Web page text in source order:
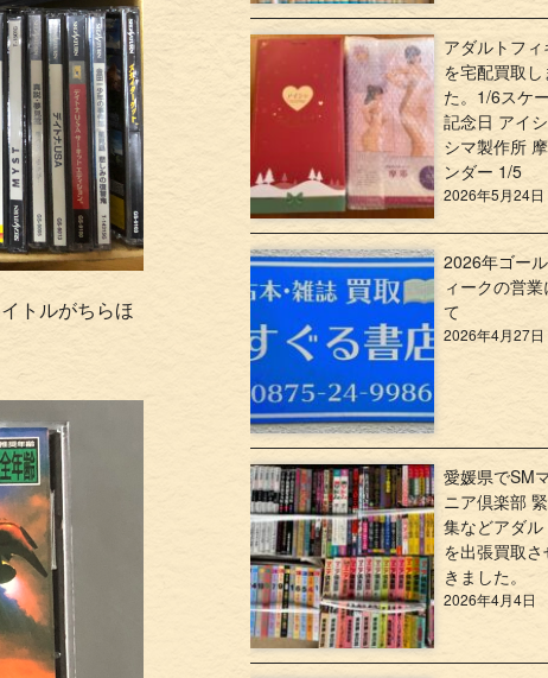
トルがちらほ
アダルトフィ
を宅配買取し
た。1/6スケ
記念日 アイ
シマ製作所
ンダー 1/5
2026年5月24日
2026年ゴー
ィークの営
て
2026年4月27日
愛媛県でSM
ニア倶楽部
集などアダ
を出張買取
きました。
2026年4月4日